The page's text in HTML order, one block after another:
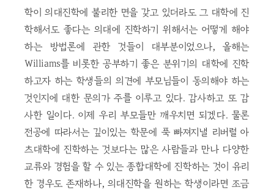
학이 의대진학에 불리한 면을 갖고 있더라도 그 대학에 진
학해서도 좋다는 의대에 진학하기 위해서는 어떻게 해야
하는 방법론에 관한 것들이 대부분이었으나, 올해는
Williams를 비롯한 공부하기 좋은 분위기의 대학에 진학
하고자 하는 학생들의 의견에 부모님들이 동의해야 하는
것인지에 대한 문의가 주를 이루고 있다. 감사하고 또 감
사한 일이다. 이제 우리 부모들만 깨우치면 되겠다. 물론
전공에 따라서는 깊이있는 학문에 푹 빠져지낼 리버럴 아
츠대학에 진학하는 것보다는 많은 사람들과 만나 다양한
교류와 경험을 할 수 있는 종합대학에 진학하는 것이 유리
한 경우도 존재하나, 의대진학을 원하는 학생이라면 조금